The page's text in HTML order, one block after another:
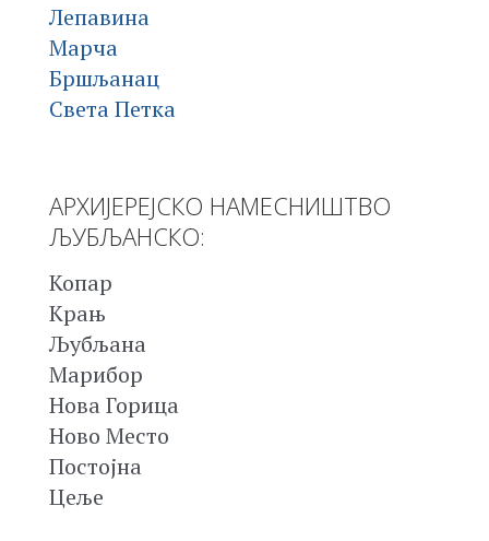
Лепавина
Марча
Бршљанац
Света Петка
АРХИЈЕРЕЈСКО НАМЕСНИШТВО
ЉУБЉАНСКО:
Копар
Крањ
Љубљана
Марибор
Нова Горица
Ново Место
Постојна
Цеље